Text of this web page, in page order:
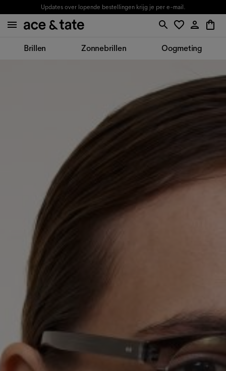
Updates over lopende bestellingen krijg je per e-mail.
Brillen Zonnebrillen Oogmeting